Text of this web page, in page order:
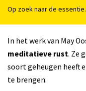
Op zoek naar de essentie.
In het werk van May
meditatieve rust. Ze
soort geheugen heeft
te brengen.